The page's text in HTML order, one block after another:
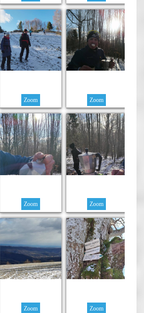
Zoom Zoom
Zoom Zoom
Zoom Zoom